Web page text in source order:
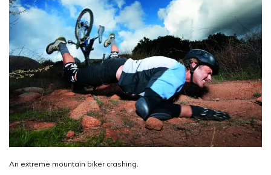
An extreme mountain biker crashing.